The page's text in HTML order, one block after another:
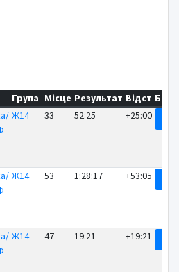
Група Місце Результат Відст
Ж14 33 52:25 +25:00
Ж14 53 1:28:17 +53:05
Ж14 47 19:21 +19:21